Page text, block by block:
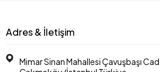
Adres & İletişim
Mimar Sinan Mahallesi Çavuşbaşı